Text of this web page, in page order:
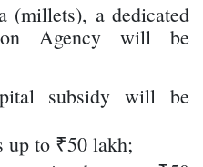
(millets), a dedicated
Agency will be
subsidy will be
up to ₹50 lakh;